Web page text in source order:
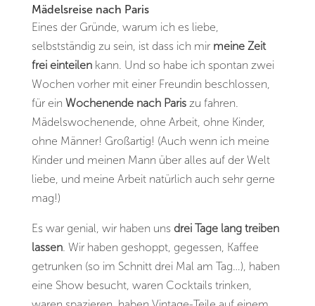
Mädelsreise nach Paris
Eines der Gründe, warum ich es liebe,
selbstständig zu sein, ist dass ich mir meine Zeit
frei einteilenkann. Und so habe ich spontan zwei
Wochen vorher mit einer Freundin beschlossen,
für ein Wochenende nach Pariszu fahren.
Mädelswochenende, ohne Arbeit, ohne Kinder,
ohne Männer! Großartig! (Auch wenn ich meine
Kinder und meinen Mann über alles auf der Welt
liebe, und meine Arbeit natürlich auch sehr gerne
mag!)
Es war genial, wir haben uns drei Tage lang treiben
lassen. Wir haben geshoppt, gegessen, Kaffee
getrunken (so im Schnitt drei Mal am Tag…), haben
eine Show besucht, waren Cocktails trinken,